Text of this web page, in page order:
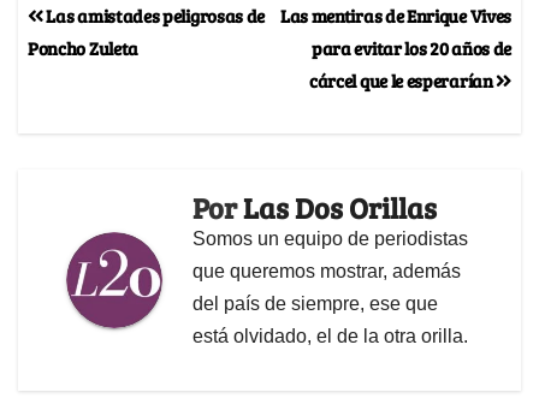
Las mentiras de Enrique Vives
para evitar los 20 años de
cárcel que le esperarían
Las amistades peligrosas de
Poncho Zuleta
PorLas Dos Orillas
Somos un equipo de periodistas
que queremos mostrar, además
del país de siempre, ese que
está olvidado, el de la otra orilla.